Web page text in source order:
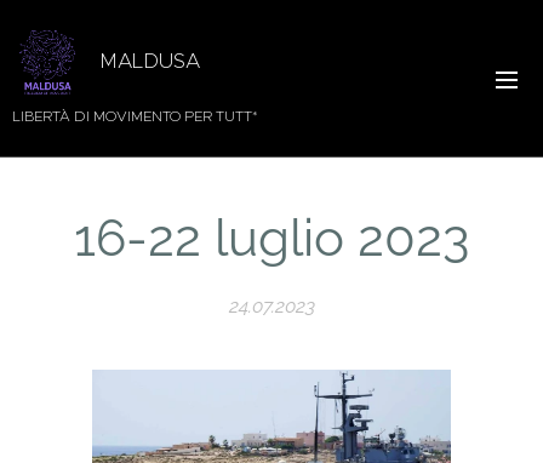
MALDUSA
LIBERTÀ DI MOVIMENTO PER TUTT*
16-22 luglio 2023
24.07.2023